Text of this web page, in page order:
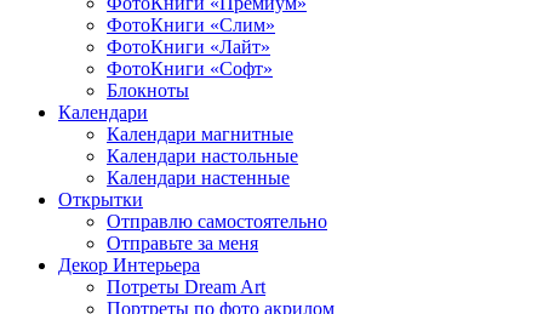
ФотоКниги «Слим»
ФотоКниги «Лайт»
ФотоКниги «Софт»
Блокноты
Календари
Календари магнитные
Календари настольные
Календари настенные
Открытки
Отправлю самостоятельно
Отправьте за меня
Декор Интерьера
Потреты Dream Art
Портреты по фото акрилом